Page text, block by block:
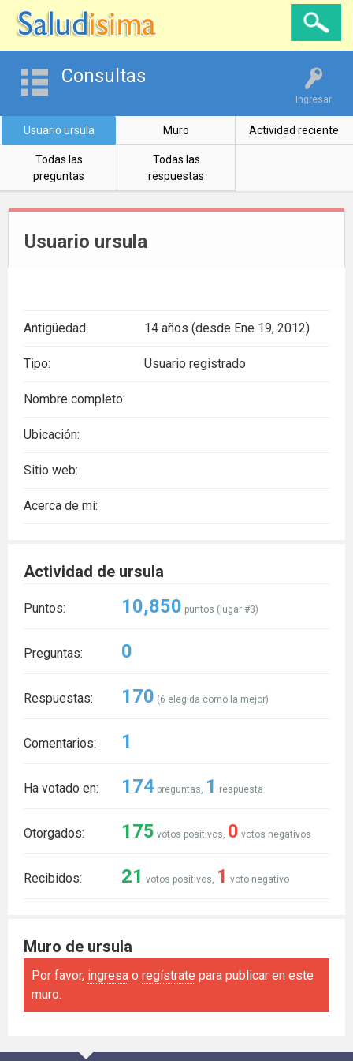
Ingresar
Consultas
Usuario ursula Muro Actividad reciente
Todas las
preguntas
Todas las
respuestas
Usuario ursula
Antigüedad: 14 años (desde Ene 19, 2012)
Tipo: Usuario registrado
Nombre completo:
Ubicación:
Sitio web:
Acerca de mí:
Actividad de ursula
Puntos: 10,850 puntos (lugar #3)
Preguntas: 0
Respuestas: 170 (6 elegida como la mejor)
Comentarios: 1
Ha votado en: 174 preguntas, 1 respuesta
Otorgados: 175 votos positivos, 0 votos negativos
Recibidos: 21 votos positivos, 1 voto negativo
Muro de ursula
Por favor, ingresa o regístrate para publicar en este
muro.